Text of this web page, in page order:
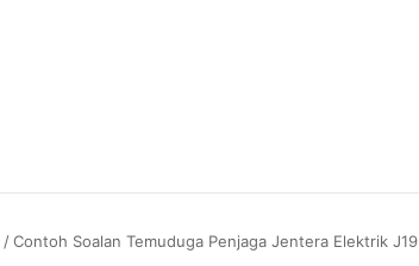
/Contoh Soalan Temuduga Penjaga Jentera Elektrik J19